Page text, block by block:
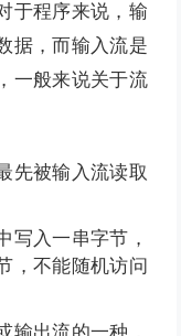
于程序来说，输
据，而输入流是
一般来说关于流
先被输入流读取
写入一串字节，
，不能随机访问
输出流的一种，